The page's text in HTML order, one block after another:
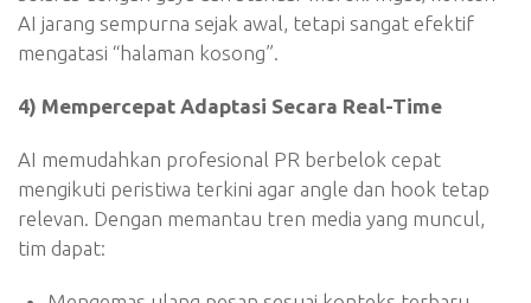
AI jarang sempurna sejak awal, tetapi sangat efektif
mengatasi “halaman kosong”.
4) Mempercepat Adaptasi Secara Real-Time
AI memudahkan profesional PR berbelok cepat
mengikuti peristiwa terkini agar angle dan hook tetap
relevan. Dengan memantau tren media yang muncul,
tim dapat: